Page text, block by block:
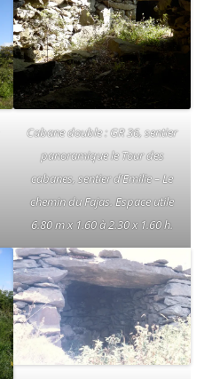
Cabane double : GR 36, sentier
panoramique le Tour des
cabanes, sentier d’Emilie – Le
chemin du Fajas. Espace utile
6.80 m x 1.60 à 2.30 x 1.60 h.